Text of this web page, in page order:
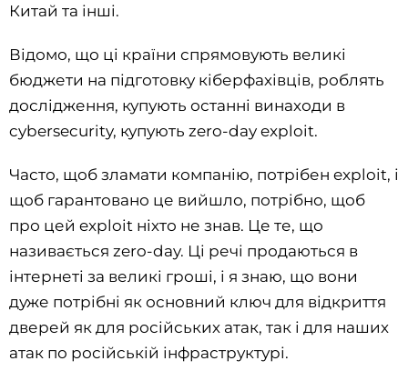
Китай та інші.
Відомо, що ці країни спрямовують великі
бюджети на підготовку кіберфахівців, роблять
дослідження, купують останні винаходи в
cybersecurity, купують zero-day exploit.
Часто, щоб зламати компанію, потрібен exploit, і
щоб гарантовано це вийшло, потрібно, щоб
про цей exploit ніхто не знав. Це те, що
називається zero-day. Ці речі продаються в
інтернеті за великі гроші, і я знаю, що вони
дуже потрібні як основний ключ для відкриття
дверей як для російських атак, так і для наших
атак по російській інфраструктурі.